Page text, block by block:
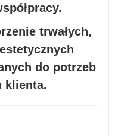
trwałych,
do potrzeb
klienta.